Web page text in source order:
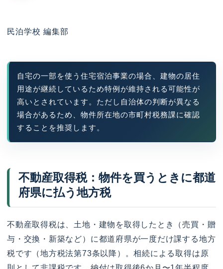
民泊学校 編集部
自宅の一部を使う住宅宿泊事業の場合、建物の居住
用途が継続しているため特例が維持される可能性が
高いとされています。ただし自治体の判断が異なる
場合があるため、物件所在地の市町村税務課に確認
することを推奨します。
不動産取得税：物件を買うときに都道
府県に払う地方税
不動産取得税は、土地・建物を取得したとき（売買・贈
与・交換・新築など）に都道府県が一度だけ課する地方
税です（地方税法第73条以降）。相続による取得は原